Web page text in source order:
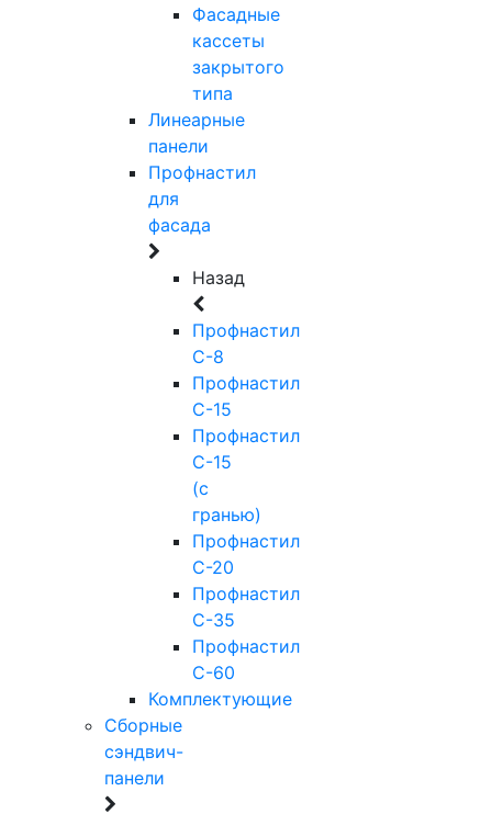
Фасадные
кассеты
закрытого
типа
Линеарные
панели
Профнастил
для
фасада
Назад
Профнастил
С-8
Профнастил
С-15
Профнастил
С-15
(с
гранью)
Профнастил
С-20
Профнастил
С-35
Профнастил
С-60
Комплектующие
Сборные
сэндвич-
панели